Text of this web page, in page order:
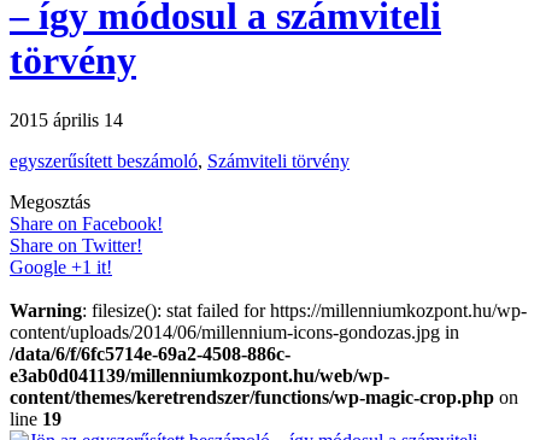
– így módosul a számviteli
törvény
2015 április 14
egyszerűsített beszámoló, Számviteli törvény
Megosztás
Share on Facebook!
Share on Twitter!
Google +1 it!
Warning: filesize(): stat failed for https://millenniumkozpont.hu/wp-
content/uploads/2014/06/millennium-icons-gondozas.jpg in
/data/6/f/6fc5714e-69a2-4508-886c-
e3ab0d041139/millenniumkozpont.hu/web/wp-
content/themes/keretrendszer/functions/wp-magic-crop.php on
line 19